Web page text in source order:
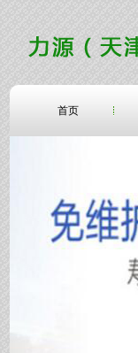
首页